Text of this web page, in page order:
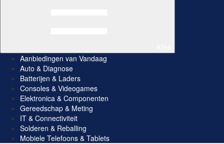
Aanbiedingen van Vandaag
Auto & Diagnose
Batterijen & Laders
Consoles & Videogames
Elektronica & Componenten
Gereedschap & Meting
IT & Connectiviteit
Solderen & Reballing
Mobiele Telefoons & Tablets